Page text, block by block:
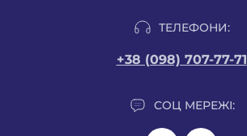
ТЕЛЕФОНИ:
+38 (098) 707-77-71
СОЦ МЕРЕЖІ: